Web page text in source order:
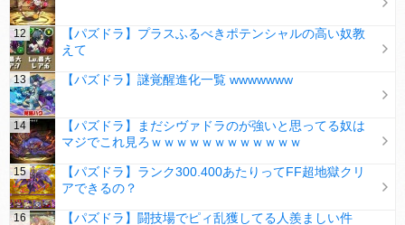
【パズドラ】プラスふるべきポテンシャルの高い奴教
えて
【パズドラ】謎覚醒進化一覧 wwwwwww
【パズドラ】まだシヴァドラのが強いと思ってる奴は
マジでこれ見ろｗｗｗｗｗｗｗｗｗｗｗｗ
【パズドラ】ランク300.400あたりってFF超地獄クリ
アできるの？
【パズドラ】闘技場でピィ乱獲してる人羨ましい件